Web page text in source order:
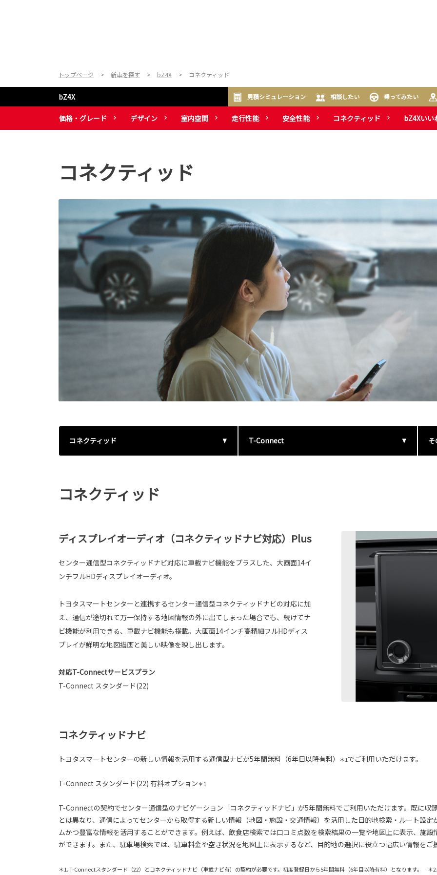
トップページ 新車を探す bZ4X コネクティッド
bZ4X 見積シミュレーション 相談したい 乗ってみたい
価格・グレード デザイン 室内空間 走行性能 安全性能 コネクティッド bZ4Xいい
コネクティッド
コネクティッド T-Connect そ
コネクティッド
ディスプレイオーディオ（コネクティッドナビ対応）Plus
センター通信型コネクティッドナビ対応に車載ナビ機能をプラスした、大画面14イ
ンチフルHDディスプレイオーディオ。
トヨタスマートセンターと連携するセンター通信型コネクティッドナビの対応に加
え、通信が途切れて万一保持する地図情報の外に出てしまった場合でも、続けてナ
ビ機能が利用できる、車載ナビ機能も搭載。大画面14インチ高精細フルHDディス
プレイが鮮明な地図描画と美しい映像を映し出します。
対応T-Connectサービスプラン
T-Connect スタンダード(22)
コネクティッドナビ
トヨタスマートセンターの新しい情報を活用する通信型ナビが5年間無料（6年目以降有料） ＊1でご利用いただけます。
T-Connect スタンダード(22) 有料オプション＊1
T-Connectの契約でセンター通信型のナビゲーション「コネクティッドナビ」が5年間無料でご利用いただけます。既に収
とは異なり、通信によってセンターから取得する新しい情報（地図・施設・交通情報）を活用した目的地検索・ルート設定
ムかつ豊富な情報を活用することができます。例えば、飲食店検索では口コミ点数を検索結果の一覧や地図上に表示、施
ができます。また、駐車場検索では、駐車料金や空き状況を地図上に表示するなど、目的地の選択に役立つ幅広い情報をご
＊1. T-Connectスタンダード（22）とコネクティッドナビ（車載ナビ有）の契約が必要です。初度登録日から5年間無料（6年目以降有料）となります。 ＊